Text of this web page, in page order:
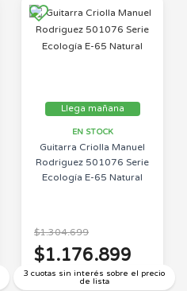
Llega mañana
EN STOCK
Guitarra Criolla Manuel
Rodriguez 501076 Serie
Ecología E-65 Natural
3 cuotas sin interés sobre el precio
de lista
$1.304.699
$1.176.899